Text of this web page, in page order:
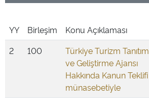
YY Birleşim Konu Açıklaması
2
100
Türkiye Turizm Tanıtım
ve Geliştirme Ajansı
Hakkında Kanun Teklifi
münasebetiyle